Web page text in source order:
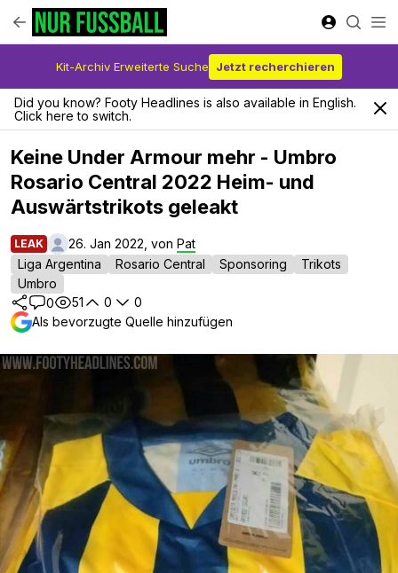
Kit-Archiv Erweiterte Suche Jetzt recherchieren
Did you know? Footy Headlines is also available in English.
Click here to switch.
Keine Under Armour mehr - Umbro
Rosario Central 2022 Heim- und
Auswärtstrikots geleakt
LEAK 26. Jan 2022, von Pat
Liga Argentina
Rosario Central Sponsoring
Trikots
Umbro
0
51 0
0
Als bevorzugte Quelle hinzufügen